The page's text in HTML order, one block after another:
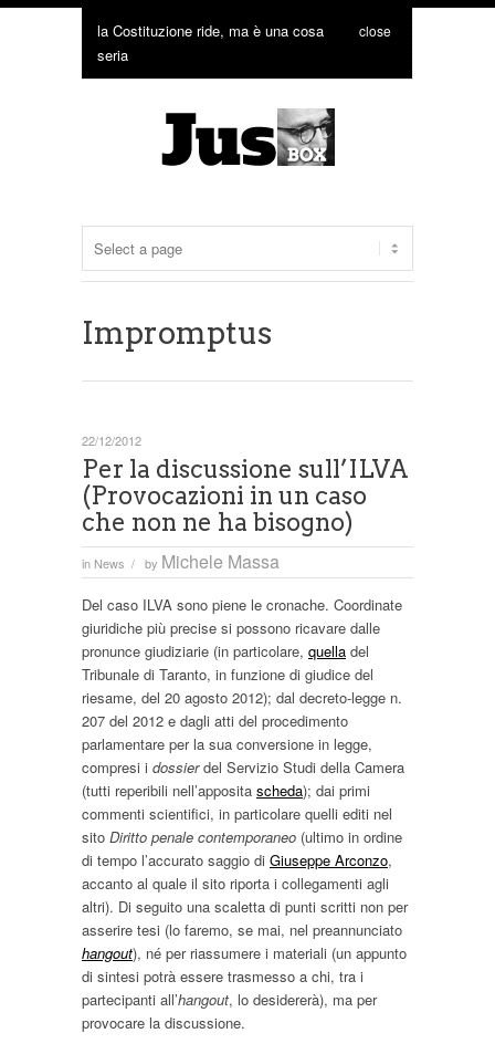
la Costituzione ride, ma è una cosa
seria
close
Impromptus
Per la discussione sull’ILVA
(Provocazioni in un caso
che non ne ha bisogno)
in News / by Michele Massa
22/12/2012
Del caso ILVA sono piene le cronache. Coordinate
giuridiche più precise si possono ricavare dalle
pronunce giudiziarie (in particolare, quella del
Tribunale di Taranto, in funzione di giudice del
riesame, del 20 agosto 2012); dal decreto-legge n.
207 del 2012 e dagli atti del procedimento
parlamentare per la sua conversione in legge,
compresi i dossierdel Servizio Studi della Camera
(tutti reperibili nell’apposita scheda); dai primi
commenti scientifici, in particolare quelli editi nel
sito Diritto penale contemporaneo (ultimo in ordine
di tempo l’accurato saggio di Giuseppe Arconzo,
accanto al quale il sito riporta i collegamenti agli
altri). Di seguito una scaletta di punti scritti non per
asserire tesi (lo faremo, se mai, nel preannunciato
hangout), né per riassumere i materiali (un appunto
di sintesi potrà essere trasmesso a chi, tra i
partecipanti all’hangout, lo desidererà), ma per
provocare la discussione.